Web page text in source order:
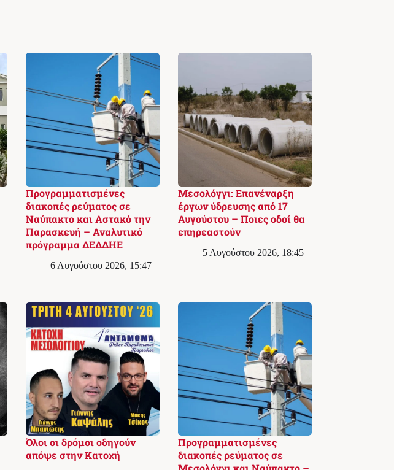
Προγραμματισμένες
διακοπές ρεύματος σε
Ναύπακτο και Αστακό την
Παρασκευή – Αναλυτικό
πρόγραμμα ΔΕΔΔΗΕ
6 Αυγούστου 2026, 15:47
Μεσολόγγι: Επανέναρξη
έργων ύδρευσης από 17
Αυγούστου – Ποιες οδοί θα
επηρεαστούν
5 Αυγούστου 2026, 18:45
Όλοι οι δρόμοι οδηγούν
απόψε στην Κατοχή
Προγραμματισμένες
διακοπές ρεύματος σε